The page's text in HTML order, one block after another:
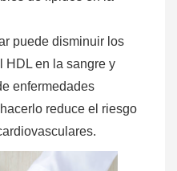
puede disminuir los
HDL en la sangre y
enfermedades
reduce el riesgo